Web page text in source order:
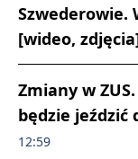
Szwederowie.
[wideo,
Zmiany w
będzie jeździć
12:59